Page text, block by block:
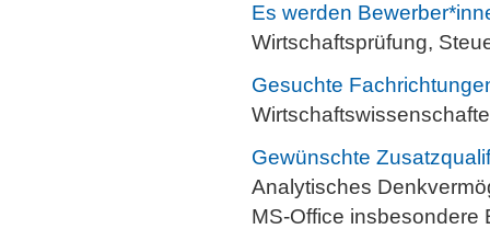
Es werden
Wirtschaftsprüfung,
Gesuchte
Gewünschte
Analytisches
MS-Office insbesondere